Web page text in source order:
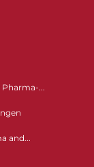
...
and...